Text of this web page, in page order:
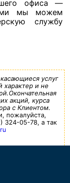
офиса —
мы можем
службу
услуг
характер и не
акций, курса
с Клиентом.
пожалуйста,
324-05-78, а так